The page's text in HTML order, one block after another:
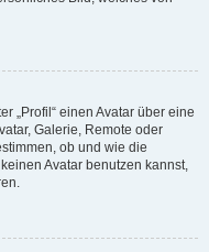
„Profil“ einen Avatar über eine
Galerie, Remote oder
ob und wie die
Avatar benutzen kannst,